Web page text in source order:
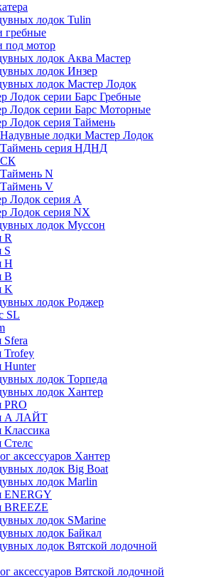
лодок Tulin
гребные
под мотор
лодок Аква Мастер
лодок Инзер
лодок Мастер Лодок
Лодок серии Барс Гребные
Лодок серии Барс Моторные
Лодок серия Таймень
Надувные лодки Мастер Лодок
Таймень серия НДНД
СК
Таймень N
Таймень V
Лодок серия А
Лодок серия NX
лодок Муссон
R
S
H
B
K
лодок Роджер
SL
Sfera
Trofey
Hunter
лодок Торпеда
лодок Хантер
PRO
А ЛАЙТ
Классика
Стелс
аксессуаров Хантер
лодок Big Boat
лодок Marlin
ENERGY
BREEZE
лодок SMarine
лодок Байкал
лодок Вятской лодочной
аксессуаров Вятской лодочной